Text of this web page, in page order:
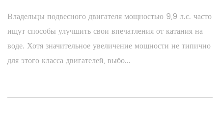
Владельцы подвесного двигателя мощностью 9,9 л.с. часто
ищут способы улучшить свои впечатления от катания на
воде. Хотя значительное увеличение мощности не типично
для этого класса двигателей, выбо...